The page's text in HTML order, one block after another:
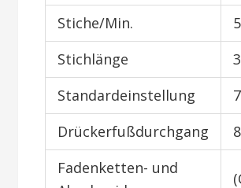
Stiche/Min.
Stichlänge
Standardeinstellung
Drückerfußdurchgang
Fadenketten- und